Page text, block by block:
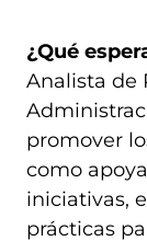
¿Qué
Analista de
promover
como
iniciativas,
prácticas